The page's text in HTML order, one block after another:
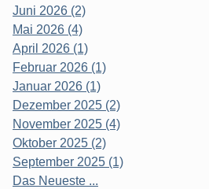
Juni 2026 (2)
Mai 2026 (4)
April 2026 (1)
Februar 2026 (1)
Januar 2026 (1)
Dezember 2025 (2)
November 2025 (4)
Oktober 2025 (2)
September 2025 (1)
Das Neueste ...